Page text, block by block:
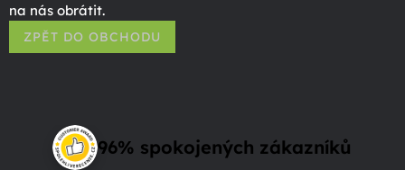
na nás obrátit.
ZPĚT DO OBCHODU
96% spokojených zákazníků